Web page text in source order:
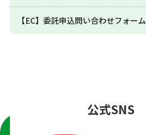
【EC】委託申込問い合わせフォーム
公式SNS